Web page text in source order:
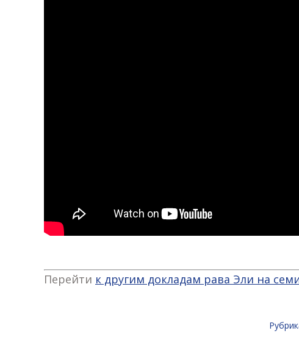
Перейти к другим докладам рава Эли на